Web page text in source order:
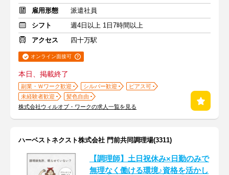
雇用形態
派遣社員
シフト
週4日以上 1日7時間以上
アクセス
四十万駅
オンライン面接可
本日、掲載終了
副業・Ｗワーク歓迎 シルバー歓迎
ピアス可
未経験者歓迎
髪色自由
株式会社ウィルオブ・ワークの求人一覧を見る
ハーベストネクスト株式会社 門前共同調理場(3311)
【調理師】土日祝休み×日勤のみで
無理なく働ける環境♪資格を活かし